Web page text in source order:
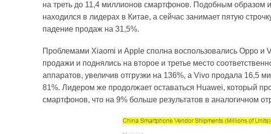
на треть до 11,4 миллионов смартфонов. Подобным образом
находился в лидерах в Китае, а сейчас занимает пятую
падение продаж на 31,5%.
Проблемами Xiaomi и Apple сполна воспользовались Oppo и
продажи и поднялись на второе и третье место
аппаратов, увеличив отгрузки на 136%, а Vivo продала 16,5
81%. Лидером же продолжает оставаться Huawei, который
смартфонов, что на 9% больше результатов в аналогичном